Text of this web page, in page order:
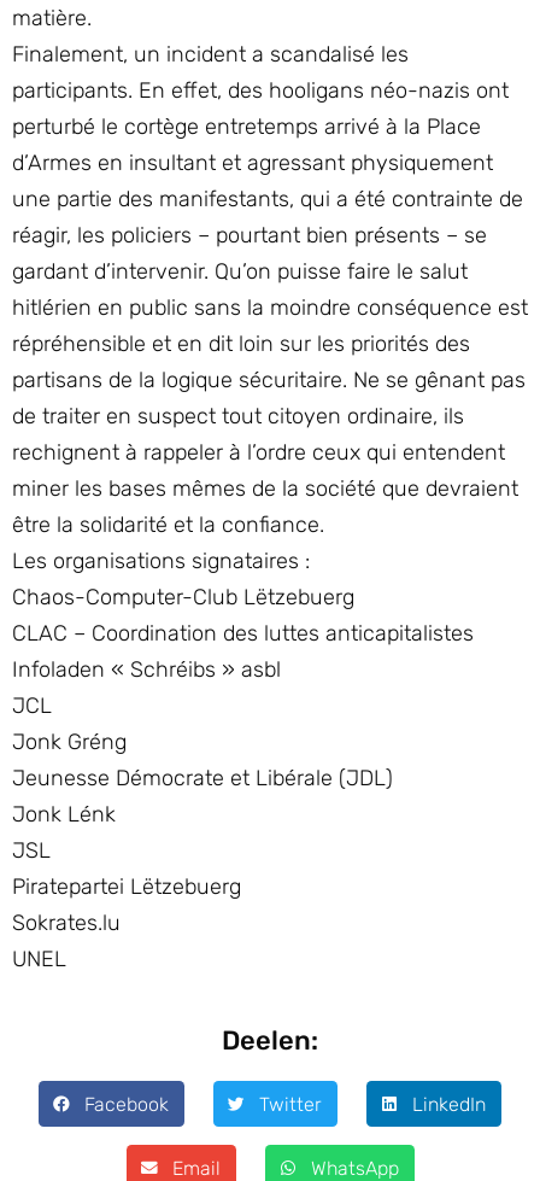
matière.
Finalement, un incident a scandalisé les
participants. En effet, des hooligans néo-nazis ont
perturbé le cortège entretemps arrivé à la Place
d’Armes en insultant et agressant physiquement
une partie des manifestants, qui a été contrainte de
réagir, les policiers – pourtant bien présents – se
gardant d’intervenir. Qu’on puisse faire le salut
hitlérien en public sans la moindre conséquence est
répréhensible et en dit loin sur les priorités des
partisans de la logique sécuritaire. Ne se gênant pas
de traiter en suspect tout citoyen ordinaire, ils
rechignent à rappeler à l’ordre ceux qui entendent
miner les bases mêmes de la société que devraient
être la solidarité et la confiance.
Les organisations signataires :
Chaos-Computer-Club Lëtzebuerg
CLAC – Coordination des luttes anticapitalistes
Infoladen « Schréibs » asbl
JCL
Jonk Gréng
Jeunesse Démocrate et Libérale (JDL)
Jonk Lénk
JSL
Piratepartei Lëtzebuerg
Sokrates.lu
UNEL
Deelen:
Facebook Twitter LinkedIn
Email WhatsApp